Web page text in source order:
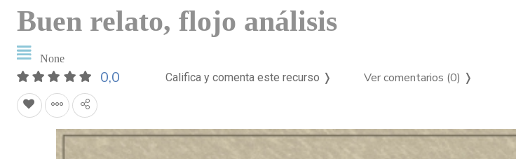
Buen relato, flojo análisis
None
0,0 Califica y comenta este recurso ❭ Ver comentarios (0) ❭